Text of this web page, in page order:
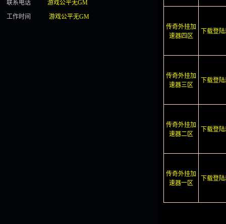
联系电话
游戏公平无GM
工作时间
游戏公平无GM
传奇外挂加
速器四区
下载登
传奇外挂加
速器三区
下载登
传奇外挂加
速器二区
下载登
传奇外挂加
速器一区
下载登